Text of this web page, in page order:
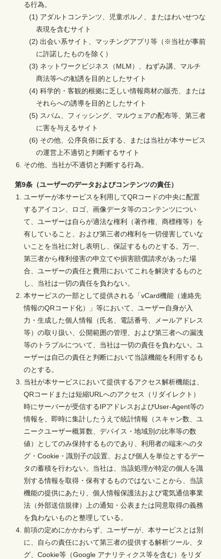
る行為。
(1) アダルトコンテンツ、児童ポルノ、またはわいせつな
表現を含むサイト
(2) 出会い系サイト、マッチングアプリ等（※当社が事前
に許諾したものを除く）
(3) ネットワークビジネス（MLM）、ねずみ講、マルチ
商法等への勧誘を目的としたサイト
(4) 科学的・客観的根拠に乏しい情報商材の販売、または
それらへの誘導を目的としたサイト
(5) スパム、フィッシング、マルウェアの配布等、第三者
に害を与えるサイト
(6) その他、公序良俗に反する、または当社が本サービス
の運営上不適切と判断するサイト
その他、当社が不適切と判断する行為。
第9条（ユーザーのデータおよびコンテンツの責任）
ユーザーが本サービスを利用してQRコードの中央に配置
するアイコン、ロゴ、画像データ等のコンテンツについ
て、ユーザーは自らが適法な権利（著作権、商標権等）を
有していること、および第三者の権利を一切侵害していな
いことを当社に対し表明し、保証するものとする。万一、
第三者から権利侵害の申立てや損害賠償請求があった場
合、ユーザーの責任と費用においてこれを解決するものと
し、当社は一切の責任を負わない。
本サービスの一部として提供される「vCard機能（連絡先
情報のQRコード化）」等において、ユーザー自身が入
力・生成した個人情報（氏名、電話番号、メールアドレス
等）の取り扱い、公開範囲の管理、および第三者への漏洩
等のトラブルについて、当社は一切の責任を負わない。ユ
ーザーは自己の責任と判断において当該機能を利用するも
のとする。
当社が本サービスにおいて提供するアクセス解析機能は、
QRコードまたは短縮URLへのアクセス（リダイレクト）
時にサーバーが受信するIPアドレスおよびUser-Agent等の
情報を、即時に集計したうえで統計情報（スキャン数、ユ
ニークユーザー概算数、デバイス・地域別の比率等の数
値）としてのみ保持するものであり、利用者の端末へのタ
グ・Cookie・識別子の設置、および個人を単位とするデー
タの蓄積を行わない。当社は、当該処理が特定の個人を識
別する情報を取得・保有するものではないことから、当該
機能の提供にあたり、個人情報保護法および電気通信事業
法（外部送信規律）上の通知・公表または同意取得の義務
を負わないものと整理している。
前項の定めにかかわらず、ユーザーが、本サービスとは別
に、自らの責任において第三者の提供する解析ツール、タ
グ、Cookie等（Google アナリティクス等を含む）をリダ